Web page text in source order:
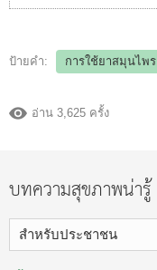
ป้ายคำ: การใช้ยาสมุนไพร
อ่าน 3,625 ครั้ง
บทความสุขภาพน่ารู้
สำหรับประชาชน